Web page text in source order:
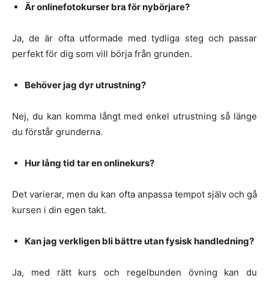
Är onlinefotokurser bra för nybörjare?
Ja, de är ofta utformade med tydliga steg och passar
perfekt för dig som vill börja från grunden.
Behöver jag dyr utrustning?
Nej, du kan komma långt med enkel utrustning så länge
du förstår grunderna.
Hur lång tid tar en onlinekurs?
Det varierar, men du kan ofta anpassa tempot själv och gå
kursen i din egen takt.
Kan jag verkligen bli bättre utan fysisk handledning?
Ja, med rätt kurs och regelbunden övning kan du